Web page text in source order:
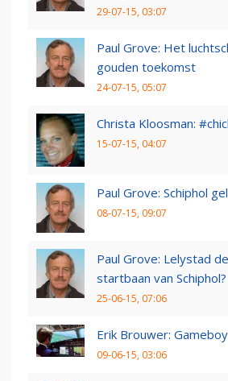
29-07-15, 03:07
Paul Grove: Het
gouden toekomst
24-07-15, 05:07
Christa Kloosman:
15-07-15, 04:07
Paul Grove: Schiphol
08-07-15, 09:07
Paul Grove: Lelystad
startbaan van Schiphol?
25-06-15, 07:06
Erik Brouwer:
09-06-15, 03:06